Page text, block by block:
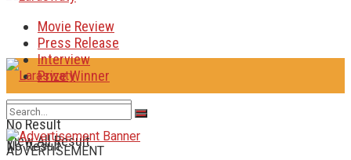
Movie Review
Press Release
Interview
Prize Winner
No Result
View All Result
No Result
ADVERTISEMENT